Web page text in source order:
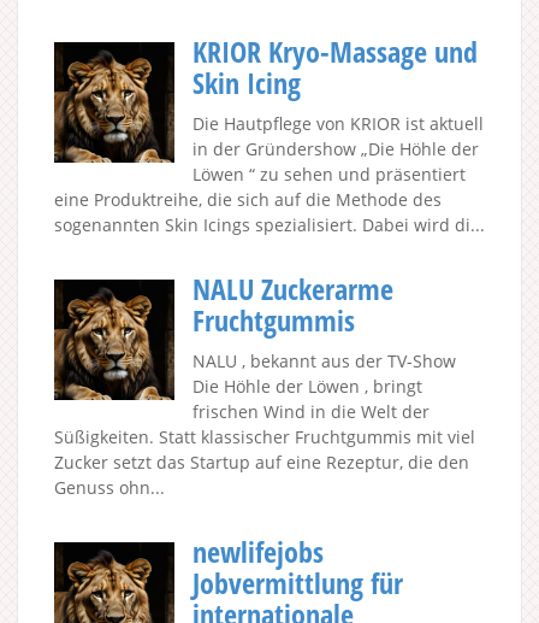
KRIOR Kryo-Massage und
Skin Icing
Die Hautpflege von KRIOR ist aktuell
in der Gründershow „Die Höhle der
Löwen “ zu sehen und präsentiert
eine Produktreihe, die sich auf die Methode des
sogenannten Skin Icings spezialisiert. Dabei wird di...
NALU Zuckerarme
Fruchtgummis
NALU , bekannt aus der TV-Show
Die Höhle der Löwen , bringt
frischen Wind in die Welt der
Süßigkeiten. Statt klassischer Fruchtgummis mit viel
Zucker setzt das Startup auf eine Rezeptur, die den
Genuss ohn...
newlifejobs
Jobvermittlung für
internationale